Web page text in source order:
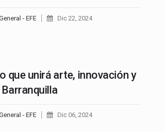
- EFE Dic 22, 2024
que unirá arte, innovación y
- EFE Dic 06, 2024